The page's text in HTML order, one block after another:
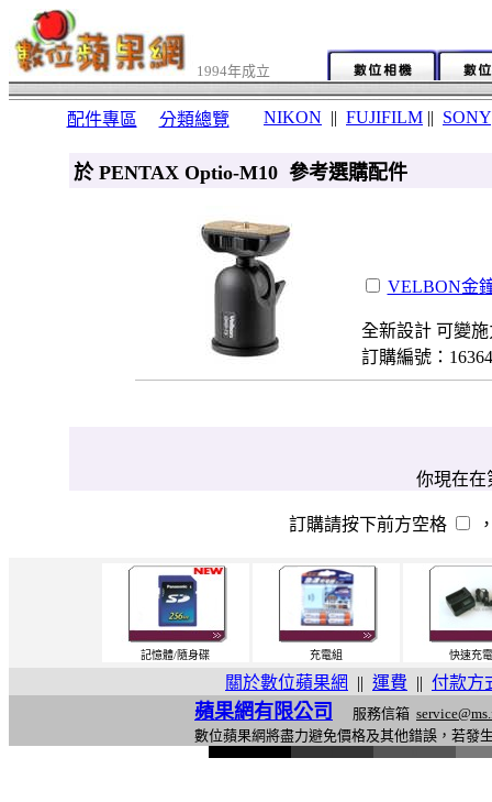
1994年成立
配件專區 分類總覽 NIKON || FUJIFILM || SONY
於 PENTAX Optio-M10 參考選購配件
VELBON金
全新設計 可變
訂購編號：
你現在在
訂購請按下前方空格
記憶體/隨身碟 充電組 快速充
關於數位蘋果網 || 運費 || 付款方
蘋果網有限公司 服務信箱
數位蘋果網將盡力避免價格及其他錯誤，若發